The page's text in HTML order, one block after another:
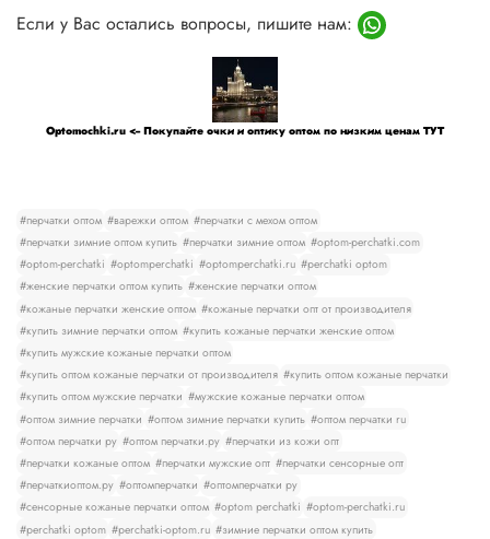
Если у Вас остались вопросы, пишите нам:
Optomochki.ru <-- Покупайте очки и оптику оптом по низким ценам ТУТ
#перчатки оптом #варежки оптом #перчатки с мехом оптом
#перчатки зимние оптом купить #перчатки зимние оптом #optom-perchatki.com
#optom-perchatki #optomperchatki #optomperchatki.ru #perchatki optom
#женские перчатки оптом купить #женские перчатки оптом
#кожаные перчатки женские оптом #кожаные перчатки опт от производителя
#купить зимние перчатки оптом #купить кожаные перчатки женские оптом
#купить мужские кожаные перчатки оптом
#купить оптом кожаные перчатки от производителя #купить оптом кожаные перчатки
#купить оптом мужские перчатки #мужские кожаные перчатки оптом
#оптом зимние перчатки #оптом зимние перчатки купить #оптом перчатки ru
#оптом перчатки ру #оптом перчатки.ру #перчатки из кожи опт
#перчатки кожаные оптом #перчатки мужские опт #перчатки сенсорные опт
#перчаткиоптом.ру #оптомперчатки #оптомперчатки ру
#сенсорные кожаные перчатки оптом #optom perchatki #optom-perchatki.ru
#perchatki optom #perchatki-optom.ru #зимние перчатки оптом купить